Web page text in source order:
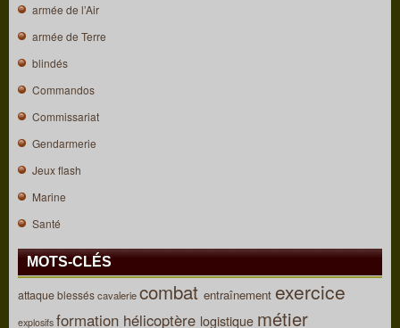
armée de l’Air
armée de Terre
blindés
Commandos
Commissariat
Gendarmerie
Jeux flash
Marine
Santé
MOTS-CLÉS
attaqueblesséscavaleriecombat entraînement exercice
explosifs formation hélicoptère logistique métier